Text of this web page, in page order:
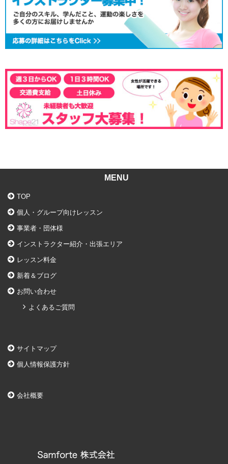
MENU
TOP
個人・グループ向けレッスン
事業者・団体様
インストラクター紹介・出張エリア
レッスン料金
新着＆ブログ
お問い合わせ
よくあるご質問
サイトマップ
個人情報保護方針
会社概要